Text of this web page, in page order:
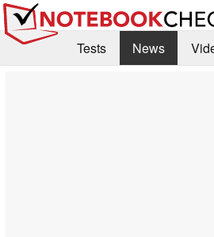
Tests News